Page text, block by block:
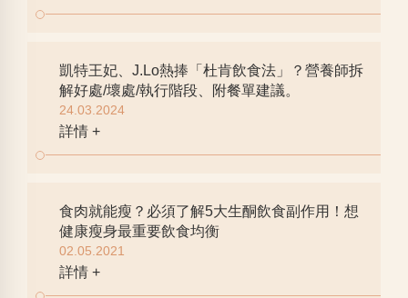
凱特王妃、J.Lo熱捧「杜肯飲食法」？營養師拆
解好處/壞處/執行階段、附餐單建議。
24.03.2024
詳情 +
食肉就能瘦？必須了解5大生酮飲食副作用！想
健康瘦身最重要飲食均衡
02.05.2021
詳情 +